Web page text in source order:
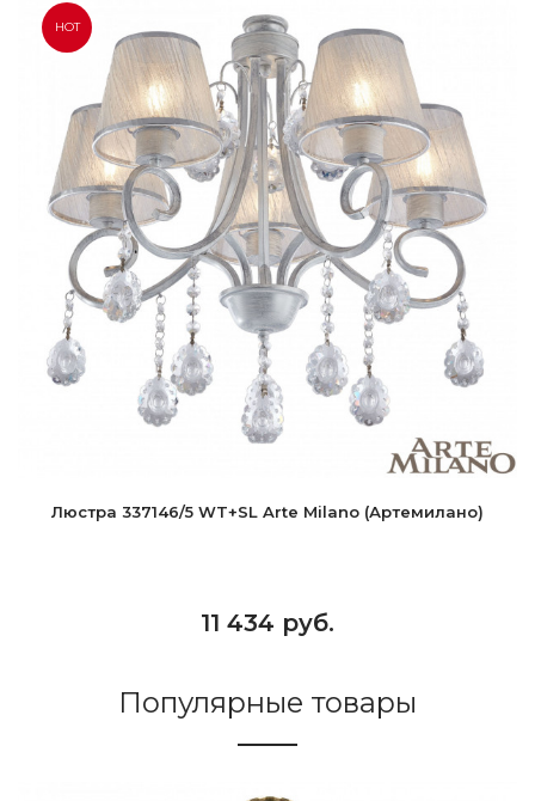
HOT
Люстра 337146/5 WT+SL Arte Milano (Артемилано)
11 434 руб.
Популярные товары